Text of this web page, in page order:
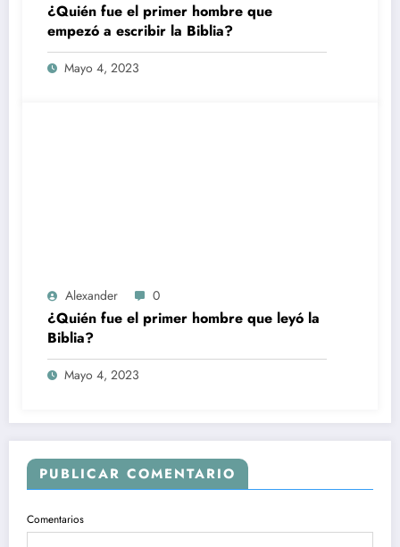
¿Quién fue el primer hombre que
empezó a escribir la Biblia?
Mayo 4, 2023
Alexander 0
¿Quién fue el primer hombre que leyó la
Biblia?
Mayo 4, 2023
PUBLICAR COMENTARIO
Comentarios